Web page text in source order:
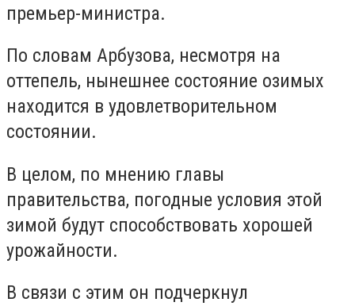
премьер-министра.
По словам Арбузова, несмотря на
оттепель, нынешнее состояние озимых
находится в удовлетворительном
состоянии.
В целом, по мнению главы
правительства, погодные условия этой
зимой будут способствовать хорошей
урожайности.
В связи с этим он подчеркнул